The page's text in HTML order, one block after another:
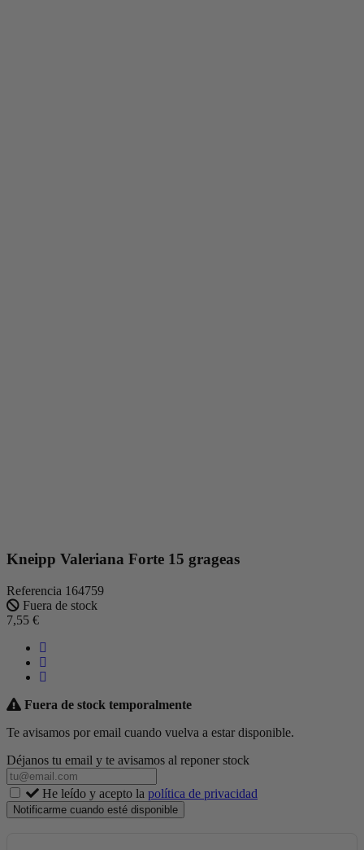
Kneipp Valeriana Forte 15 grageas
Referencia 164759
Fuera de stock
7,55 €
Fuera de stock temporalmente
Te avisamos por email cuando vuelva a estar disponible.
Déjanos tu email y te avisamos al reponer stock
He leído y acepto la política de privacidad
Notificarme cuando esté disponible